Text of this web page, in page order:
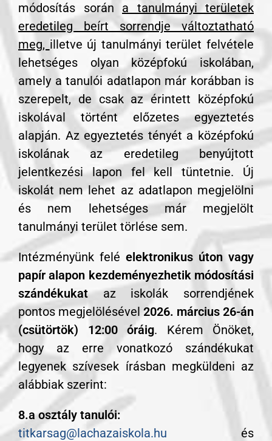
módosítás során a tanulmányi területek
eredetileg beírt sorrendje változtatható
meg, illetve új tanulmányi terület felvétele
lehetséges olyan középfokú iskolában,
amely a tanulói adatlapon már korábban is
szerepelt, de csak az érintett középfokú
iskolával történt előzetes egyeztetés
alapján. Az egyeztetés tényét a középfokú
iskolának az eredetileg benyújtott
jelentkezési lapon fel kell tüntetnie. Új
iskolát nem lehet az adatlapon megjelölni
és nem lehetséges már megjelölt
tanulmányi terület törlése sem.
Intézményünk felé elektronikus úton vagy
papír alapon kezdeményezhetik módosítási
szándékukataz iskolák sorrendjének
pontos megjelölésével 2026. március 26-án
(csütörtök) 12:00 óráig. Kérem Önöket,
hogy az erre vonatkozó szándékukat
legyenek szívesek írásban megküldeni az
alábbiak szerint:
8.a osztály tanulói:
titkarsag@lachazaiskola.hu és